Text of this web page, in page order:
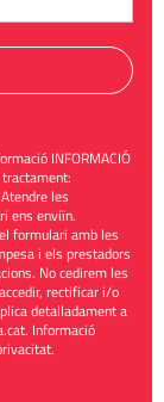
INFORMACIÓ
tractament:
les
ens enviïn.
formulari amb les
i els prestadors
No cedirem les
rectificar i/o
detalladament a
. Informació
.